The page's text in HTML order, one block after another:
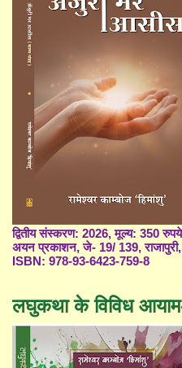
द्वितीय संस्करण: 2026, मूल्य: 350
अयन प्रकाशन, जे- 19/ 139,
ISBN: 978-93-6423-759-8
लघुकथा के विविध